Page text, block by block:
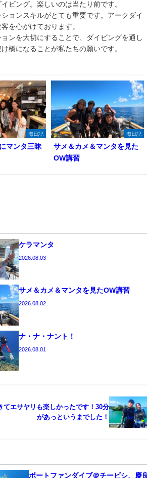
ビング。楽しいのは当たり前です。
ョンスキルがとても重要です。アークダイ
を心がけております。
ンを大切にすることで、ダイビングを通し
橋になることが私たちの願いです。
海日記
マンタ三昧
海日記
サメ＆カメ＆マンタを見た
OW講習
ケラマンタ
2026.08.03
サメ＆カメ＆マンタを見たOW講習
2026.08.02
ナ・ナ・ナント！
2026.08.01
てエサヤリも楽しかったです！30分
があっというまでした！
ボートファンダイブ＠チービシ、慶